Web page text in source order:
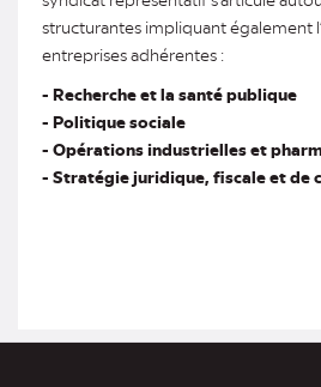
structurantes impliquant également
entreprises adhérentes :
- Recherche et la santé publique
- Politique sociale
- Opérations industrielles et
- Stratégie juridique, fiscale et de